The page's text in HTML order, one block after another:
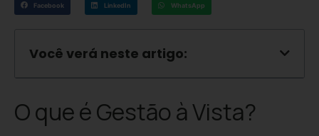
Facebook LinkedIn WhatsApp
Você verá neste artigo:
O que é Gestão à Vista?